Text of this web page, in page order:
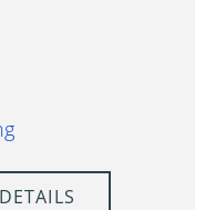
DETAILS